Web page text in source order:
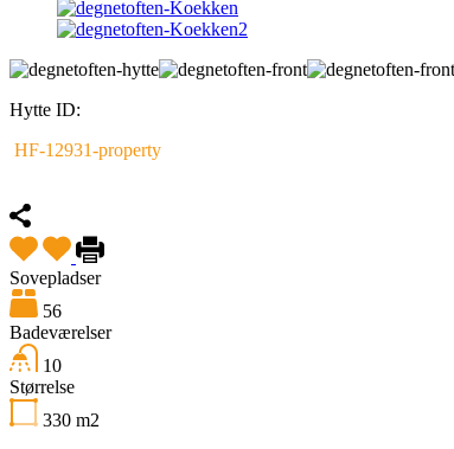
Hytte ID:
HF-12931-property
Sovepladser
56
Badeværelser
10
Størrelse
330 m2